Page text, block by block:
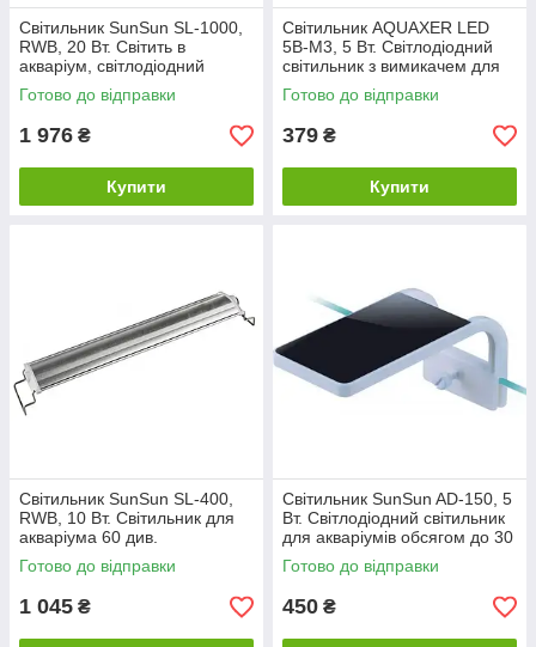
Світильник SunSun SL-1000,
RWB, 20 Вт. Світить в
акваріум, світлодіодний
світильник на ніжках
Готово до відправки
1 976 ₴
Купити
Світильник AQUAXER LED
5B-M3, 5 Вт. Світлодіодний
світильник з вимикачем для
міні і нано акваріумів
Готово до відправки
379 ₴
Купити
Світильник SunSun SL-400,
RWB, 10 Вт. Світильник для
акваріума 60 див.
Готово до відправки
1 045 ₴
Світильник SunSun AD-150, 5
Вт. Світлодіодний світильник
для акваріумів обсягом до 30
літрів.
Готово до відправки
450 ₴